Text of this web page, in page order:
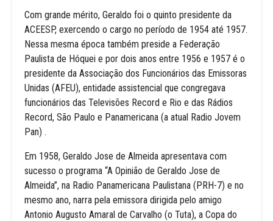
Com grande mérito, Geraldo foi o quinto presidente da
ACEESP, exercendo o cargo no período de 1954 até 1957.
Nessa mesma época também preside a Federação
Paulista de Hóquei e por dois anos entre 1956 e 1957 é o
presidente da Associação dos Funcionários das Emissoras
Unidas (AFEU), entidade assistencial que congregava
funcionários das Televisões Record e Rio e das Rádios
Record, São Paulo e Panamericana (a atual Radio Jovem
Pan) .
Em 1958, Geraldo Jose de Almeida apresentava com
sucesso o programa “A Opinião de Geraldo Jose de
Almeida”, na Radio Panamericana Paulistana (PRH-7) e no
mesmo ano, narra pela emissora dirigida pelo amigo
Antonio Augusto Amaral de Carvalho (o Tuta), a Copa do